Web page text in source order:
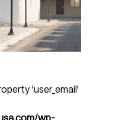
'user_email'